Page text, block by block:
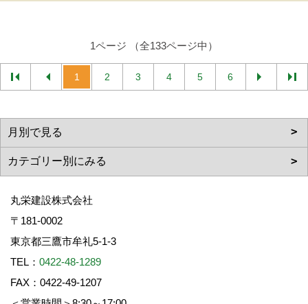
1ページ （全133ページ中）
1 2 3 4 5 6
丸栄建設株式会社
〒181-0002
東京都三鷹市牟礼5-1-3
TEL： 0422-48-1289
FAX：0422-49-1207